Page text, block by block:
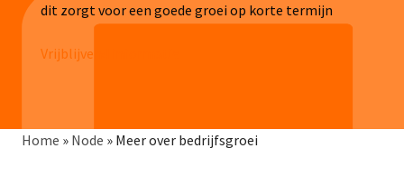
dit zorgt voor een goede groei op korte termijn
Vrijblijvend informatie
Breadcrumb
Home » Node » Meer over bedrijfsgroei